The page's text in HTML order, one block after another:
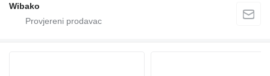
Wibako